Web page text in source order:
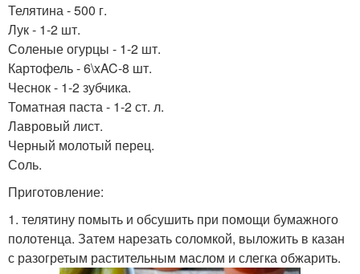
Телятина - 500 г.
Лук - 1-2 шт.
Соленые огурцы - 1-2 шт.
Картофель - 6\xAC-8 шт.
Чеснок - 1-2 зубчика.
Томатная паста - 1-2 ст. л.
Лавровый лист.
Черный молотый перец.
Соль.
Приготовление:
1. телятину помыть и обсушить при помощи бумажного
полотенца. Затем нарезать соломкой, выложить в казан
с разогретым растительным маслом и слегка обжарить.